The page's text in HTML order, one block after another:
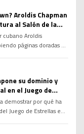
la corva, una decisión
evitar que la molestia
Aroldis Chapman
al Salón de la
cubano Aroldis
páginas doradas en
al Salón de la
números, su
ha ejercido durante
su dominio y
en el Juego de
demostrar por qué ha
Juego de Estrellas en